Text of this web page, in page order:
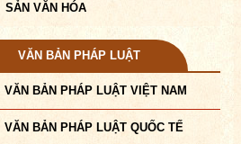
SẢN VĂN HÓA
VĂN BẢN PHÁP LUẬT
VĂN BẢN PHÁP LUẬT VIỆT NAM
VĂN BẢN PHÁP LUẬT QUỐC TẾ